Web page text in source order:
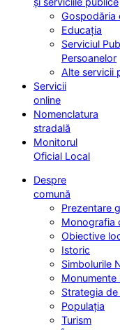
Gospodăria
Educația
Serviciul
Persoanelor
Alte servicii
Servicii
online
Nomenclatura
stradală
Monitorul
Oficial Local
Despre
comună
Prezentare
Monografia
Obiective
Istoric
Simbolurile
Monumente
Strategia
Populația
Turism